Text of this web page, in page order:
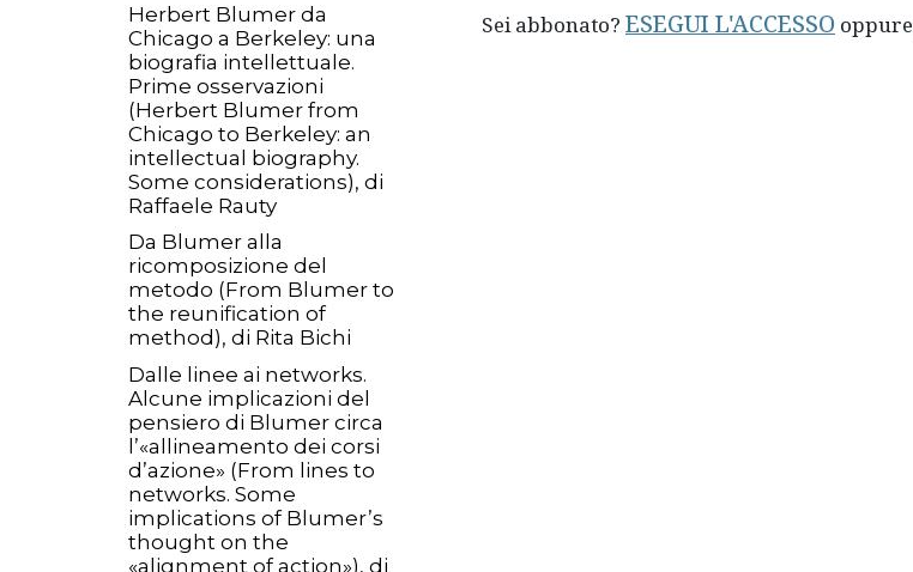
Herbert Blumer da
Chicago a Berkeley: una
biografia intellettuale.
Prime osservazioni
(Herbert Blumer from
Chicago to Berkeley: an
intellectual biography.
Some considerations), di
Raffaele Rauty
Da Blumer alla
ricomposizione del
metodo (From Blumer to
the reunification of
method), di Rita Bichi
Dalle linee ai networks.
Alcune implicazioni del
pensiero di Blumer circa
l’«allineamento dei corsi
d’azione» (From lines to
networks. Some
implications of Blumer’s
thought on the
«alignment of action»), di
Sei abbonato? ESEGUI L'ACCESSO oppure